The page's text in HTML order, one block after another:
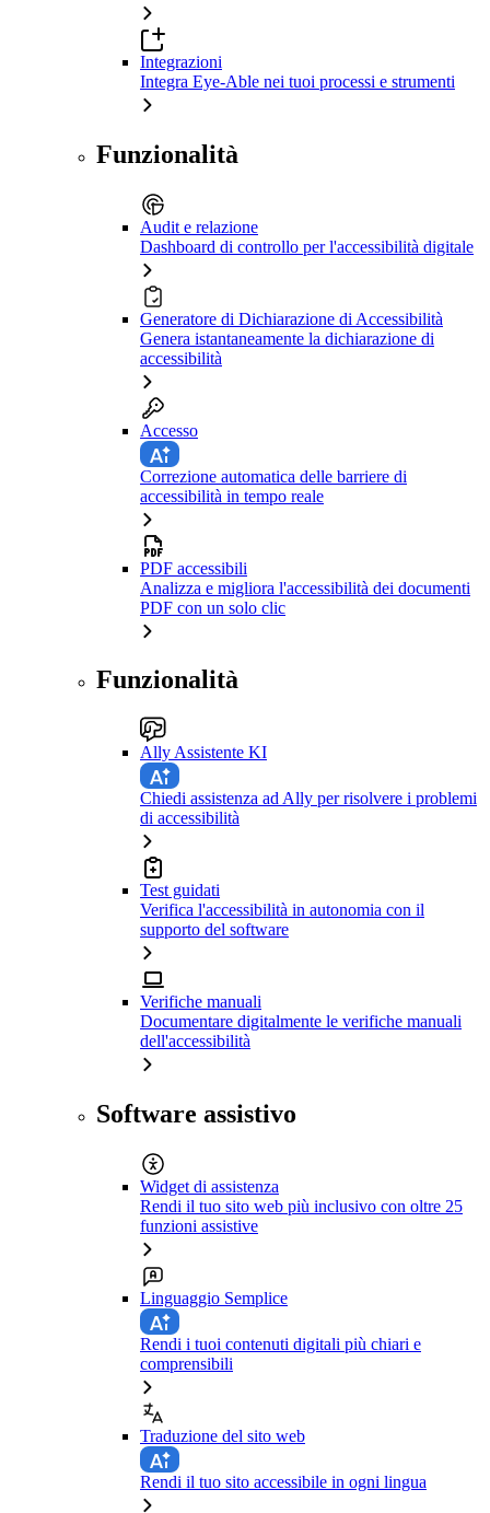
Integrazioni
Integra Eye-Able nei tuoi processi e strumenti
Funzionalità
Audit e relazione
Dashboard di controllo per l'accessibilità digitale
Generatore di Dichiarazione di Accessibilità
Genera istantaneamente la dichiarazione di
accessibilità
Accesso
Correzione automatica delle barriere di
accessibilità in tempo reale
PDF accessibili
Analizza e migliora l'accessibilità dei documenti
PDF con un solo clic
Funzionalità
Ally Assistente KI
Chiedi assistenza ad Ally per risolvere i problemi
di accessibilità
Test guidati
Verifica l'accessibilità in autonomia con il
supporto del software
Verifiche manuali
Documentare digitalmente le verifiche manuali
dell'accessibilità
Software assistivo
Widget di assistenza
Rendi il tuo sito web più inclusivo con oltre 25
funzioni assistive
Linguaggio Semplice
Rendi i tuoi contenuti digitali più chiari e
comprensibili
Traduzione del sito web
Rendi il tuo sito accessibile in ogni lingua